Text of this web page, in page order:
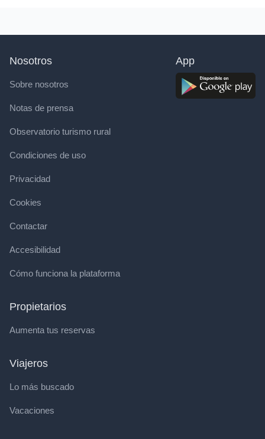
Nosotros
Sobre nosotros
Notas de prensa
Observatorio turismo rural
Condiciones de uso
Privacidad
Cookies
Contactar
Accesibilidad
Cómo funciona la plataforma
Propietarios
Aumenta tus reservas
Viajeros
Lo más buscado
Vacaciones
App